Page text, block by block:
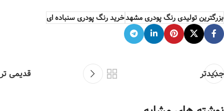
بزرگترین تولیدی رنگ پودری مشهدخرید رنگ پودری سنباده ای
جدیدتر قدیمی تر